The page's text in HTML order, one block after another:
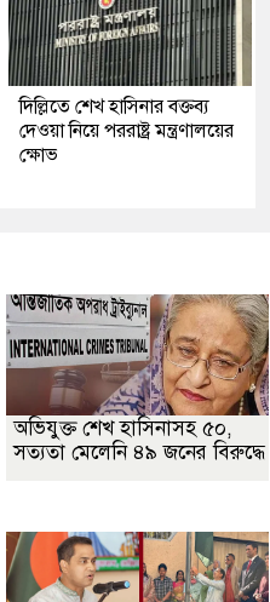
দিল্লিতে শেখ হাসিনার বক্তব্য
দেওয়া নিয়ে পররাষ্ট্র মন্ত্রণালয়ের
ক্ষোভ
অভিযুক্ত শেখ হাসিনাসহ ৫০,
সত্যতা মেলেনি ৪৯ জনের বিরুদ্ধে